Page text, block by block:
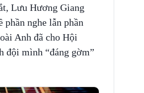
Lưu Hương Giang
nghe lẫn phần
Anh đã cho Hội
đội mình “đáng gờm”